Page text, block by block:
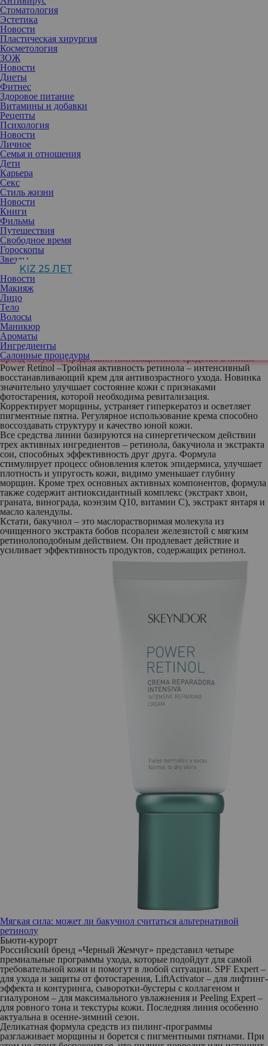
Стоматология
Эстетика
Новости
Пластическая хирургия
Косметология
ЗОЖ
Новости
Диеты
Фитнес
Здоровое питание
Витамины и добавки
Рецепты
Психология
Новости
Личное
Семья и отношения
Дети
Карьера
Секс
Стиль жизни
Новости
Книги
Фильмы
Путешествия
Свободное время
Гороскопы
Звезды
KIZ 25 ЛЕТ
Новости
Макияж
Лицо
Тело
Волосы
Маникюр
Ароматы
Ингредиенты
Салонные процедуры
Увлажнение, обновление и здоровый микробиом – основные
составляющие красоты и комфорта кожи. Не стоит ее лишать
этого, тем более что появились интересные новинки для такого
ухода.
С тройной силой
БрендSkeyndorпредставил инновационное средство в линии
Power Retinol –Тройная активность ретинола – интенсивный
восстанавливающий крем для антивозрастного ухода. Новинка
значительно улучшает состояние кожи с признаками
фотостарения, которой необходима ревитализация.
Корректирует морщины, устраняет гиперкератоз и осветляет
пигментные пятна. Регулярное использование крема способно
воссоздавать структуру и качество юной кожи.
Все средства линии базируются на синергетическом действии
трех активных ингредиентов – ретинола, бакучиола и экстракта
сои, способных эффективность друг друга. Формула
стимулирует процесс обновления клеток эпидермиса, улучшает
плотность и упругость кожи, видимо уменьшает глубину
морщин. Кроме трех основных активных компонентов, формула
также содержит антиоксидантный комплекс (экстракт хвои,
граната, винограда, коэнзим Q10, витамин С), экстракт янтаря и
масло календулы.
Кстати, бакучиол – это маслорастворимая молекула из
очищенного экстракта бобов псоралеи железистой с мягким
ретинолоподобным действием. Он продлевает действие и
усиливает эффективность продуктов, содержащих ретинол.
Мягкая сила: может ли бакучиол считаться альтернативой
ретинолу
Бьюти-курорт
Российский бренд «Черный Жемчуг» представил четыре
премиальные программы ухода, которые подойдут для самой
требовательной кожи и помогут в любой ситуации. SPF Expert –
для ухода и защиты от фотостарения, LiftActivator– для лифтинг-
эффекта и контуринга, сыворотки-бустеры с коллагеном и
гиалуроном – для максимального увлажнения и Peeling Expert –
для ровного тона и текстуры кожи. Последняя линия особенно
актуальна в осенне-зимний сезон.
Деликатная формула средств из пилинг-программы
разглаживает морщины и борется с пигментными пятнами. При